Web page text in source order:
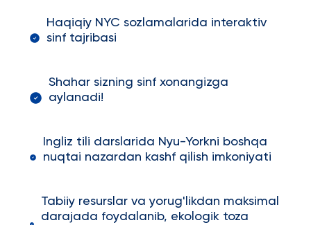
Haqiqiy NYC sozlamalarida interaktiv
sinf tajribasi
Shahar sizning sinf xonangizga
aylanadi!
Ingliz tili darslarida Nyu-Yorkni boshqa
nuqtai nazardan kashf qilish imkoniyati
Tabiiy resurslar va yorug'likdan maksimal
darajada foydalanib, ekologik toza